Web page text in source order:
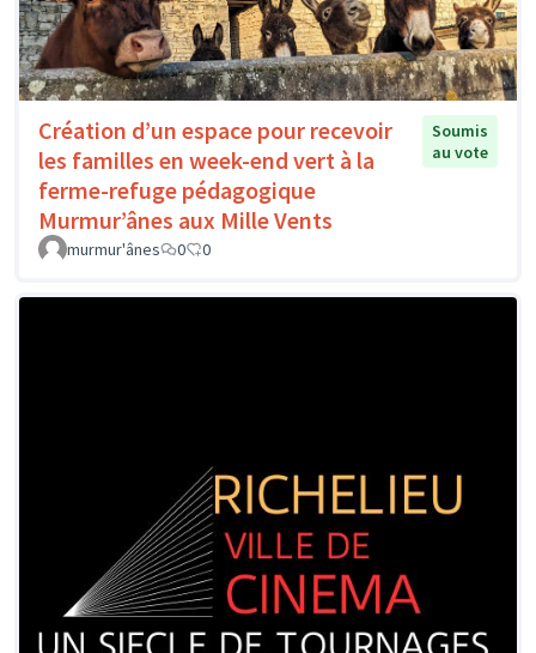
Création d’un espace pour recevoir
les familles en week-end vert à la
ferme-refuge pédagogique
Murmur’ânes aux Mille Vents
Soumis
au vote
murmur'ânes 0 0